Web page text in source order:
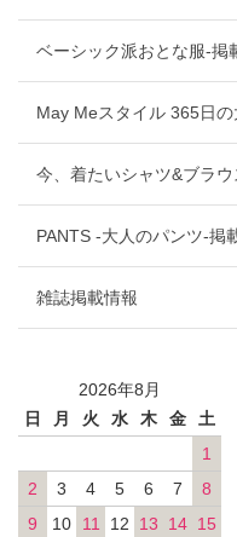
ベーシック派おとな服-掲
May Meスタイル 365日
今、着たいシャツ&ブラ
PANTS -大人のパンツ-掲
雑誌掲載情報
2026年8月
日
月 火 水 木 金
土
1
2
3 4 5 6 7
8
9
10 11 12 13 14 15